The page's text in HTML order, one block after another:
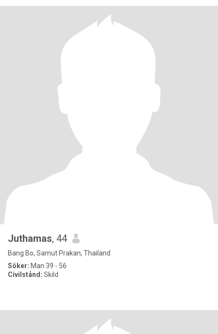
Juthamas, 44
Bang Bo, Samut Prakan, Thailand
Söker: Man 39 - 56
Civilstånd: Skild